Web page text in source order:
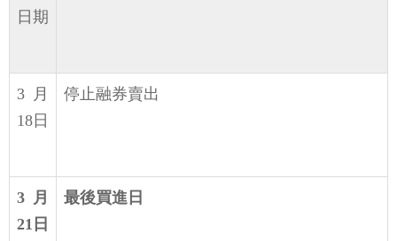
日期
3月
18日
停止融券賣出
3月
21日
最後買進日